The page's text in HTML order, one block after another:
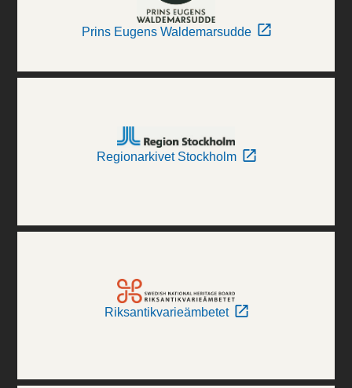
Prins Eugens Waldemarsudde
Regionarkivet Stockholm
Riksantikvarieämbetet